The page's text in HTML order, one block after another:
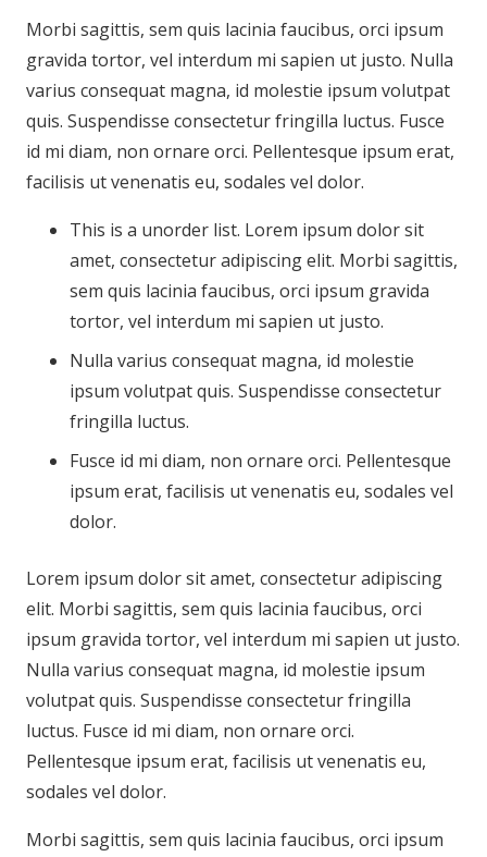
Morbi sagittis, sem quis lacinia faucibus, orci ipsum
gravida tortor, vel interdum mi sapien ut justo. Nulla
varius consequat magna, id molestie ipsum volutpat
quis. Suspendisse consectetur fringilla luctus. Fusce
id mi diam, non ornare orci. Pellentesque ipsum erat,
facilisis ut venenatis eu, sodales vel dolor.
This is a unorder list. Lorem ipsum dolor sit
amet, consectetur adipiscing elit. Morbi sagittis,
sem quis lacinia faucibus, orci ipsum gravida
tortor, vel interdum mi sapien ut justo.
Nulla varius consequat magna, id molestie
ipsum volutpat quis. Suspendisse consectetur
fringilla luctus.
Fusce id mi diam, non ornare orci. Pellentesque
ipsum erat, facilisis ut venenatis eu, sodales vel
dolor.
Lorem ipsum dolor sit amet, consectetur adipiscing
elit. Morbi sagittis, sem quis lacinia faucibus, orci
ipsum gravida tortor, vel interdum mi sapien ut justo.
Nulla varius consequat magna, id molestie ipsum
volutpat quis. Suspendisse consectetur fringilla
luctus. Fusce id mi diam, non ornare orci.
Pellentesque ipsum erat, facilisis ut venenatis eu,
sodales vel dolor.
Morbi sagittis, sem quis lacinia faucibus, orci ipsum